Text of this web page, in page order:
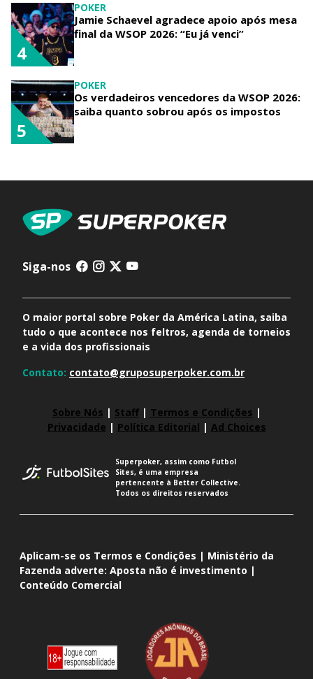
POKER
Jamie Schaevel agradece apoio após mesa
final da WSOP 2026: “Eu já venci”
4
POKER
Os verdadeiros vencedores da WSOP 2026:
saiba quanto sobrou após os impostos
5
Siga-nos
O maior portal sobre Poker da América Latina, saiba
tudo o que acontece nos feltros, agenda de torneios
e a vida dos profissionais
Contato: contato@gruposuperpoker.com.br
Sobre Nós | Staff| Termos e Condições |
Privacidade | Política Editorial | Ad Choices
Superpoker, assim como Futbol
Sites, é uma empresa
pertencente à Better Collective.
Todos os direitos reservados
Aplicam-se os Termos e Condições | Ministério da
Fazenda adverte: Aposta não é investimento |
Conteúdo Comercial